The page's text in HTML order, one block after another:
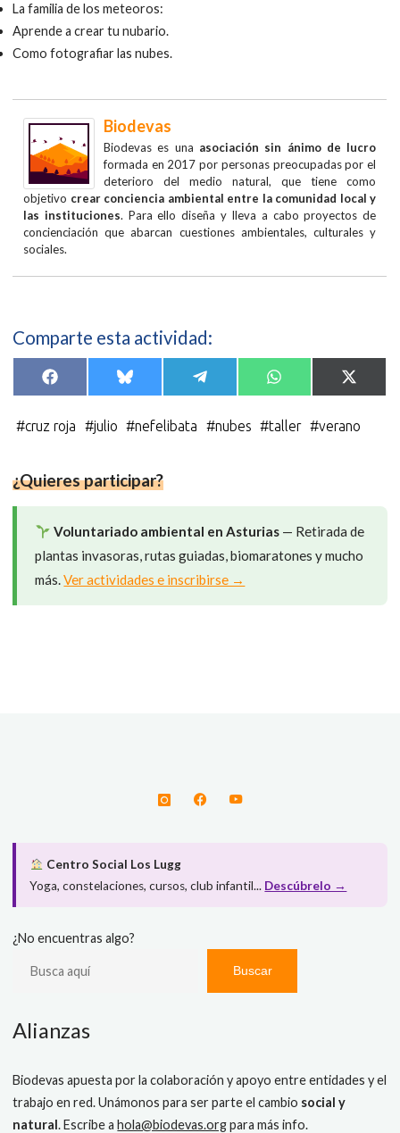
La familia de los meteoros:
Aprende a crear tu nubario.
Como fotografiar las nubes.
Biodevas
Biodevas es una asociación sin ánimo de lucro
formada en 2017 por personas preocupadas por el
deterioro del medio natural, que tiene como
objetivo crear conciencia ambiental entre la comunidad local y
las instituciones. Para ello diseña y lleva a cabo proyectos de
concienciación que abarcan cuestiones ambientales, culturales y
sociales.
Comparte esta actividad:
Compartir
en
F
a
e
b
Compartir
en
B
l
e
s
Compartir
en
e
e
g
Compartir
en
h
t
s
en
(
w
i
#cruz roja #julio #nefelibata #nubes #taller #verano
¿Quieres participar?
Voluntariado ambiental en Asturias— Retirada de
plantas invasoras, rutas guiadas, biomaratones y mucho
más.Ver actividades e inscribirse →
Centro Social Los Lugg
Yoga, constelaciones, cursos, club infantil... Descúbrelo →
¿No encuentras algo?
Buscar
Alianzas
Biodevas apuesta por la colaboración y apoyo entre entidades y el
trabajo en red. Unámonos para ser parte el cambio social y
natural. Escribe ahola@biodevas.orgpara más info.